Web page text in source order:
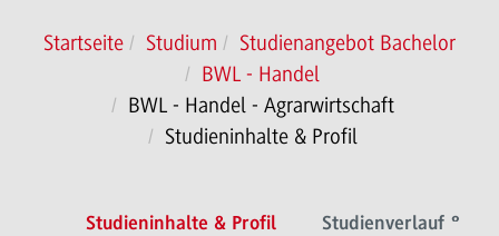
Startseite Studium
Studienangebot Bachelor
BWL - Handel
BWL - Handel - Agrarwirtschaft
Studieninhalte & Profil
Studieninhalte & Profil Studienverlauf &